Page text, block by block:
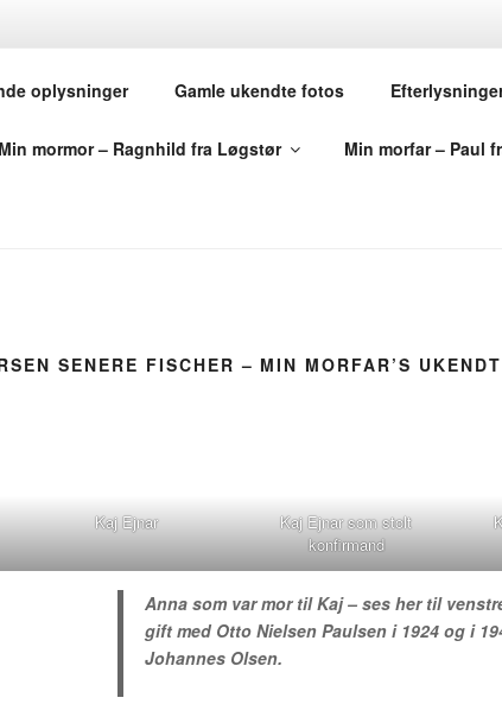
– FRA
oplysninger Gamle ukendte fotos
Min mormor – Ragnhild fra Løgstør Min morfar – Paul
SENERE FISCHER – MIN MORFAR’S
Kaj Ejnar
Kaj Ejnar som stolt
konfirmand
Anna som var mor til Kaj – ses her til
gift med Otto Nielsen Paulsen i 1924 og i
Johannes Olsen.